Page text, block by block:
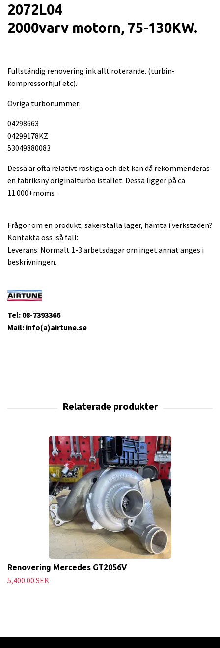
2072L04
2000varv motorn, 75-130KW.
Fullständig renovering ink allt roterande. (turbin-
kompressorhjul etc).
Övriga turbonummer:
04298663
04299178KZ
53049880083
Dessa är ofta relativt rostiga och det kan då rekommenderas
en fabriksny originalturbo istället. Dessa ligger på ca
11.000+moms.
Frågor om en produkt, säkerställa lager, hämta i verkstaden?
Kontakta oss iså fall:
Leverans: Normalt 1-3 arbetsdagar om inget annat anges i
beskrivningen.
Tel: 08-7393366
Mail: info(a)airtune.se
Renovering Mercedes GT2056V
5,400.00 SEK